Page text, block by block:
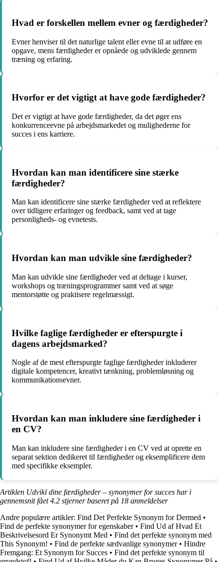
Hvad er forskellen mellem evner og færdigheder?
Evner henviser til det naturlige talent eller evne til at udføre en
opgave, mens færdigheder er opnåede og udviklede gennem
træning og erfaring.
Hvorfor er det vigtigt at have gode færdigheder?
Det er vigtigt at have gode færdigheder, da det øger ens
konkurrenceevne på arbejdsmarkedet og mulighederne for
succes i ens karriere.
Hvordan kan man identificere sine stærke
færdigheder?
Man kan identificere sine stærke færdigheder ved at reflektere
over tidligere erfaringer og feedback, samt ved at tage
personligheds- og evnetests.
Hvordan kan man udvikle sine færdigheder?
Man kan udvikle sine færdigheder ved at deltage i kurser,
workshops og træningsprogrammer samt ved at søge
mentorstøtte og praktisere regelmæssigt.
Hvilke faglige færdigheder er efterspurgte i
dagens arbejdsmarked?
Nogle af de mest efterspurgte faglige færdigheder inkluderer
digitale kompetencer, kreativt tænkning, problemløsning og
kommunikationsevner.
Hvordan kan man inkludere sine færdigheder i
en CV?
Man kan inkludere sine færdigheder i en CV ved at oprette en
separat sektion dedikeret til færdigheder og eksemplificere dem
med specifikke eksempler.
Artiklen Udvikl dine færdigheder – synonymer for succes har i
gennemsnit fået4.2 stjerner baseret på 18 anmeldelser
Andre populære artikler: Find Det Perfekte Synonym for Dermed •
Find de perfekte synonymer for egenskaber• Find Ud af Hvad Et
Beskrivelsesord Er Synonymt Med • Find det perfekte synonym med
This Synonym! • Find de perfekte sædvanlige synonymer• Hindre
Fremgang: Et Synonym for Succes • Find det perfekte synonym til